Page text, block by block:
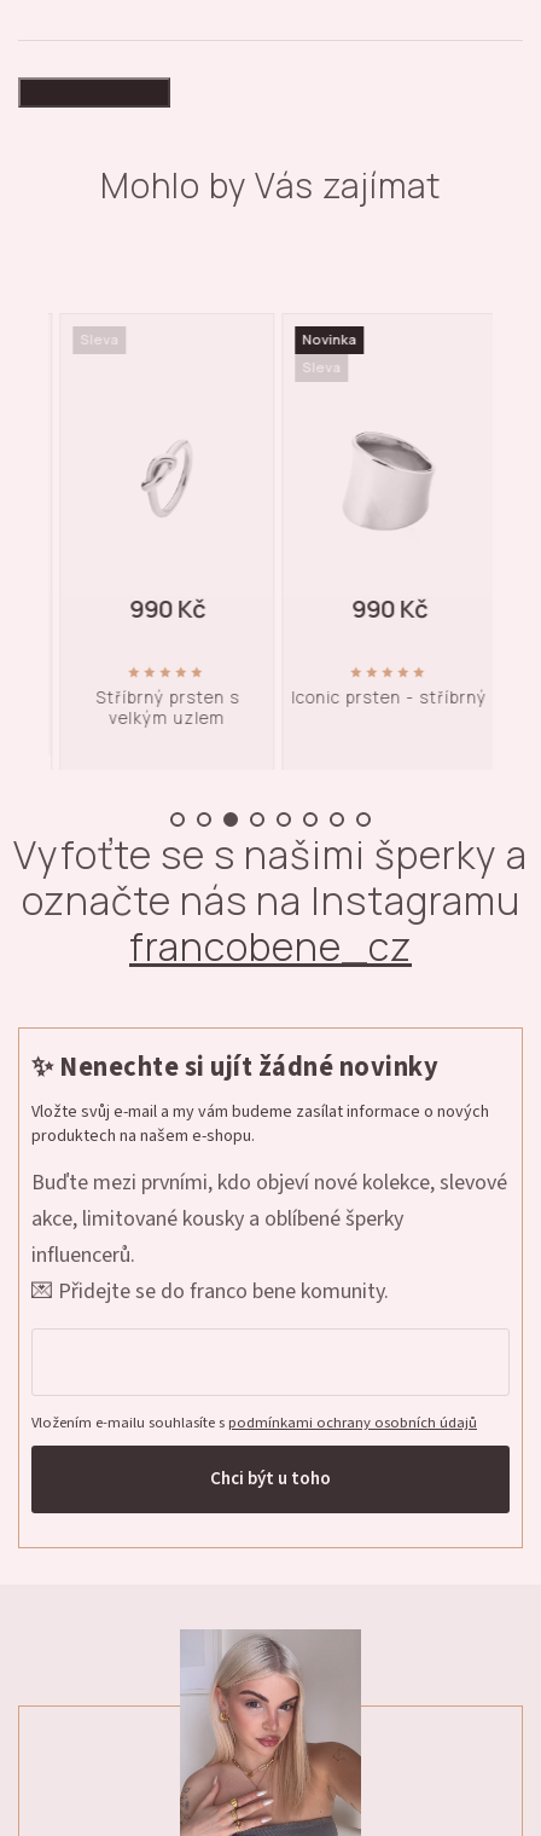
Mohlo by Vás zajímat
Sleva
Stříbrný prsten s
velkým uzlem
990 Kč
Novinka
Sleva
Iconic prsten - stříbrný
990 Kč
Vyfoťte se s našimi šperky a
označte nás na Instagramu
francobene_cz
✨ Nenechte si ujít žádné novinky
Vložte svůj e-mail a my vám budeme zasílat informace o nových
produktech na našem e-shopu.
Buďte mezi prvními, kdo objeví nové kolekce, slevové
akce, limitované kousky a oblíbené šperky
influencerů.
💌 Přidejte se do franco bene komunity.
Vložením e-mailu souhlasíte s podmínkami ochrany osobních údajů
Chci být u toho